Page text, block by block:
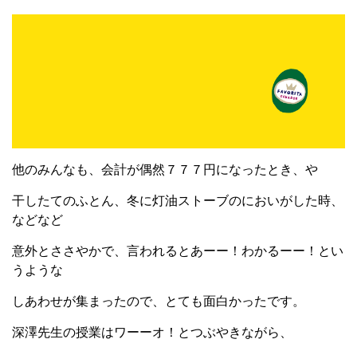
他のみんなも、会計が偶然７７７円になったとき、や
干したてのふとん、冬に灯油ストーブのにおいがした時、
などなど
意外とささやかで、言われるとあーー！わかるーー！とい
うような
しあわせが集まったので、とても面白かったです。
深澤先生の授業はワーーオ！とつぶやきながら、